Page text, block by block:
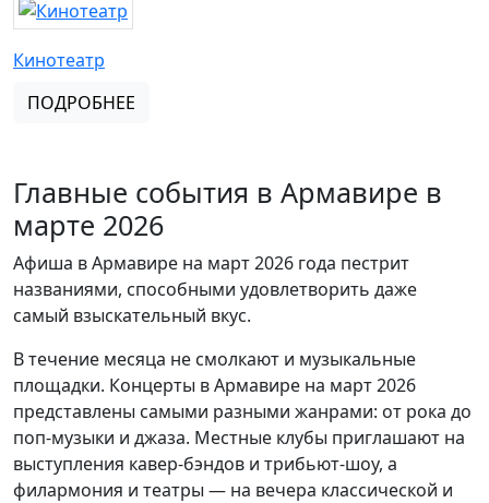
Кинотеатр
ПОДРОБНЕЕ
Главные события в Армавире в
марте 2026
Афиша в Армавире на март 2026 года пестрит
названиями, способными удовлетворить даже
самый взыскательный вкус.
В течение месяца не смолкают и музыкальные
площадки. Концерты в Армавире на март 2026
представлены самыми разными жанрами: от рока до
поп-музыки и джаза. Местные клубы приглашают на
выступления кавер-бэндов и трибьют-шоу, а
филармония и театры — на вечера классической и